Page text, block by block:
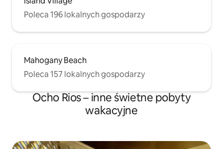
Poleca 196 lokalnych gospodarzy
Mahogany Beach
Poleca 157 lokalnych gospodarzy
Ocho Rios – inne świetne pobyty
wakacyjne